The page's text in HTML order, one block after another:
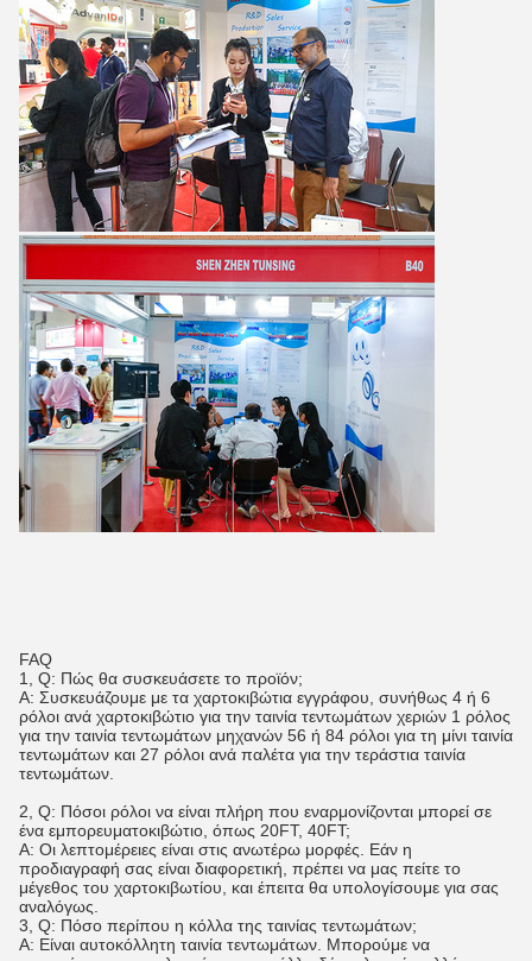
FAQ
1, Q: Πώς θα συσκευάσετε το προϊόν;
Α: Συσκευάζουμε με τα χαρτοκιβώτια εγγράφου, συνήθως 4 ή 6
ρόλοι ανά χαρτοκιβώτιο για την ταινία τεντωμάτων χεριών 1 ρόλος
για την ταινία τεντωμάτων μηχανών 56 ή 84 ρόλοι για τη μίνι ταινία
τεντωμάτων και 27 ρόλοι ανά παλέτα για την τεράστια ταινία
τεντωμάτων.
2, Q: Πόσοι ρόλοι να είναι πλήρη που εναρμονίζονται μπορεί σε
ένα εμπορευματοκιβώτιο, όπως 20FT, 40FT;
Α: Οι λεπτομέρειες είναι στις ανωτέρω μορφές. Εάν η
προδιαγραφή σας είναι διαφορετική, πρέπει να μας πείτε το
μέγεθος του χαρτοκιβωτίου, και έπειτα θα υπολογίσουμε για σας
αναλόγως.
3, Q: Πόσο περίπου η κόλλα της ταινίας τεντωμάτων;
Α: Είναι αυτοκόλλητη ταινία τεντωμάτων. Μπορούμε να